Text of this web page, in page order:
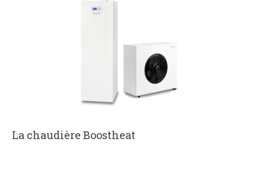
La chaudière Boostheat